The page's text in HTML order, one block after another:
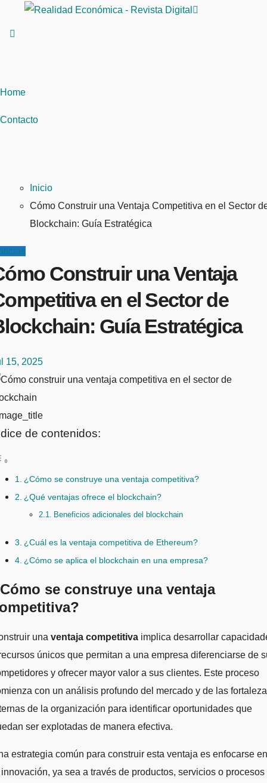
Home
Contacto
Inicio
Cómo Construir una Ventaja Competitiva en el Sector
Blockchain: Guía Estratégica
Construir una Ventaja
en el Sector de
Guía Estratégica
15, 2025
de contenidos:
¿Cómo se construye una ventaja competitiva?
¿Qué ventajas ofrece el blockchain?
Beneficios adicionales del blockchain
¿Cuál es la ventaja competitiva de Ethereum?
¿Cómo se aplica el blockchain en una empresa?
se construye una ventaja
una ventaja competitiva implica desarrollar
únicos que permitan a una empresa diferenciarse de
y ofrecer mayor valor a sus clientes. Este proceso
con un análisis profundo del mercado y de las
de la organización para identificar oportunidades que
ser explotadas de manera efectiva.
estrategia común para construir esta ventaja es enfocarse en
ya sea a través de productos, servicios o procesos